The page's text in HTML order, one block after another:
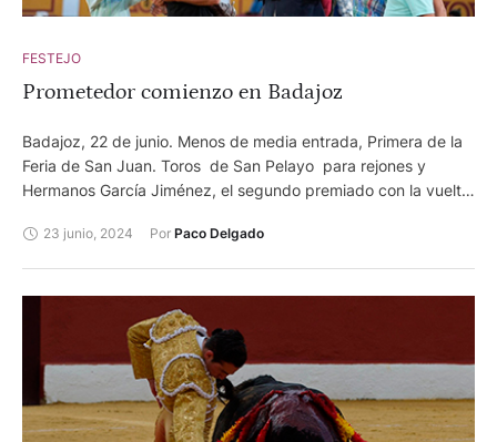
FESTEJO
Prometedor comienzo en Badajoz
Badajoz, 22 de junio. Menos de media entrada, Primera de la
Feria de San Juan. Toros de San Pelayo para rejones y
Hermanos García Jiménez, el segundo premiado con la vuelta
Justo, dos orejas y ovación Ginés Marín, ovación y ovación.
23 junio, 2024 Por Paco Delgado